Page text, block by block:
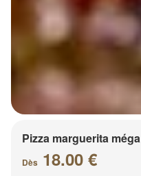
Pizza marguerita méga
Dès 18.00 €